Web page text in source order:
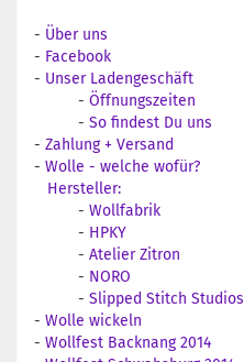
- Über uns
- Facebook
- Unser Ladengeschäft
- Öffnungszeiten
- So findest Du uns
- Zahlung + Versand
- Wolle - welche wofür?
Hersteller:
- Wollfabrik
- HPKY
- Atelier Zitron
- NORO
- Slipped Stitch Studios
- Wolle wickeln
- Wollfest Backnang 2014